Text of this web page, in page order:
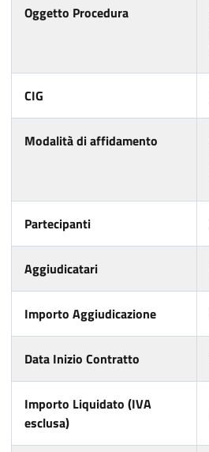
Oggetto Procedura
CIG
Modalità di affidamento
Partecipanti
Aggiudicatari
Importo Aggiudicazione
Data Inizio Contratto
Importo Liquidato (IVA
esclusa)